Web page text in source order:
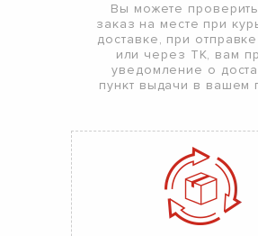
Вы можете
заказ на месте при
доставке, при
или через ТК, вам
уведомление о
пункт выдачи в вашем